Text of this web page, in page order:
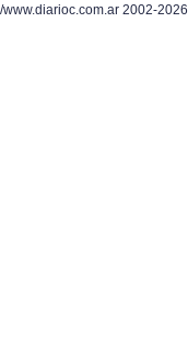
/www.diarioc.com.ar 2002-2026